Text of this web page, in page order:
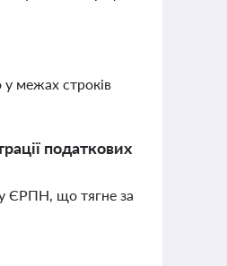
межах строків
податкових
у ЄРПН, що тягне за